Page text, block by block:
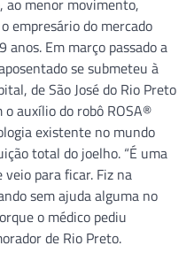
empresário do mercado
anos. Em março passado a
se submeteu à
de São José do Rio Preto
o auxílio do robô ROSA®
existente no mundo
total do joelho. “É uma
para ficar. Fiz na
sem ajuda alguma no
o médico pediu
de Rio Preto.